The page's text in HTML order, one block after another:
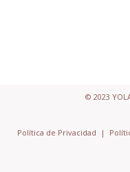
© 2023
Política de Privacidad |